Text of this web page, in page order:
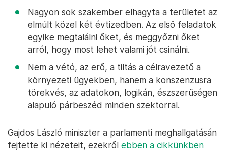
Nagyon sok szakember elhagyta a területet az
elmúlt közel két évtizedben. Az első feladatok
egyike megtalálni őket, és meggyőzni őket
arról, hogy most lehet valami jót csinálni.
Nem a vétó, az erő, a tiltás a célravezető a
környezeti ügyekben, hanem a konszenzusra
törekvés, az adatokon, logikán, észszerűségen
alapuló párbeszéd minden szektorral.
Gajdos László miniszter a parlamenti meghallgatásán
fejtette ki nézeteit, ezekről ebben a cikkünkben